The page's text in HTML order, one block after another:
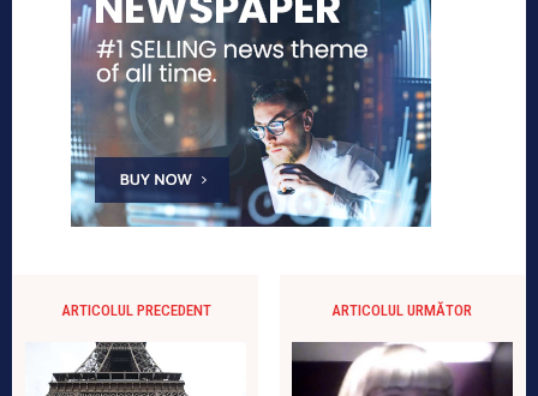
ARTICOLUL PRECEDENT ARTICOLUL URMĂTOR